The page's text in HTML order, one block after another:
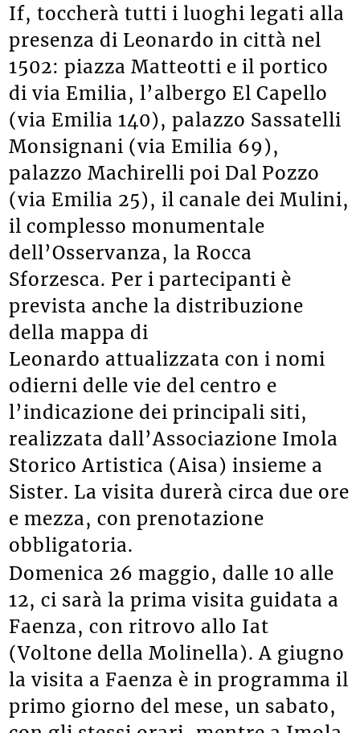
If, toccherà tutti i luoghi legati alla
presenza di Leonardo in città nel
1502: piazza Matteotti e il portico
di via Emilia, l’albergo El Capello
(via Emilia 140), palazzo Sassatelli
Monsignani (via Emilia 69),
palazzo Machirelli poi Dal Pozzo
(via Emilia 25), il canale dei Mulini,
il complesso monumentale
dell’Osservanza, la Rocca
Sforzesca. Per i partecipanti è
prevista anche la distribuzione
della mappa di
Leonardo attualizzata con i nomi
odierni delle vie del centro e
l’indicazione dei principali siti,
realizzata dall’Associazione Imola
Storico Artistica (Aisa) insieme a
Sister. La visita durerà circa due ore
e mezza, con prenotazione
obbligatoria.
Domenica 26 maggio, dalle 10 alle
12, ci sarà la prima visita guidata a
Faenza, con ritrovo allo Iat
(Voltone della Molinella). A giugno
la visita a Faenza è in programma il
primo giorno del mese, un sabato,